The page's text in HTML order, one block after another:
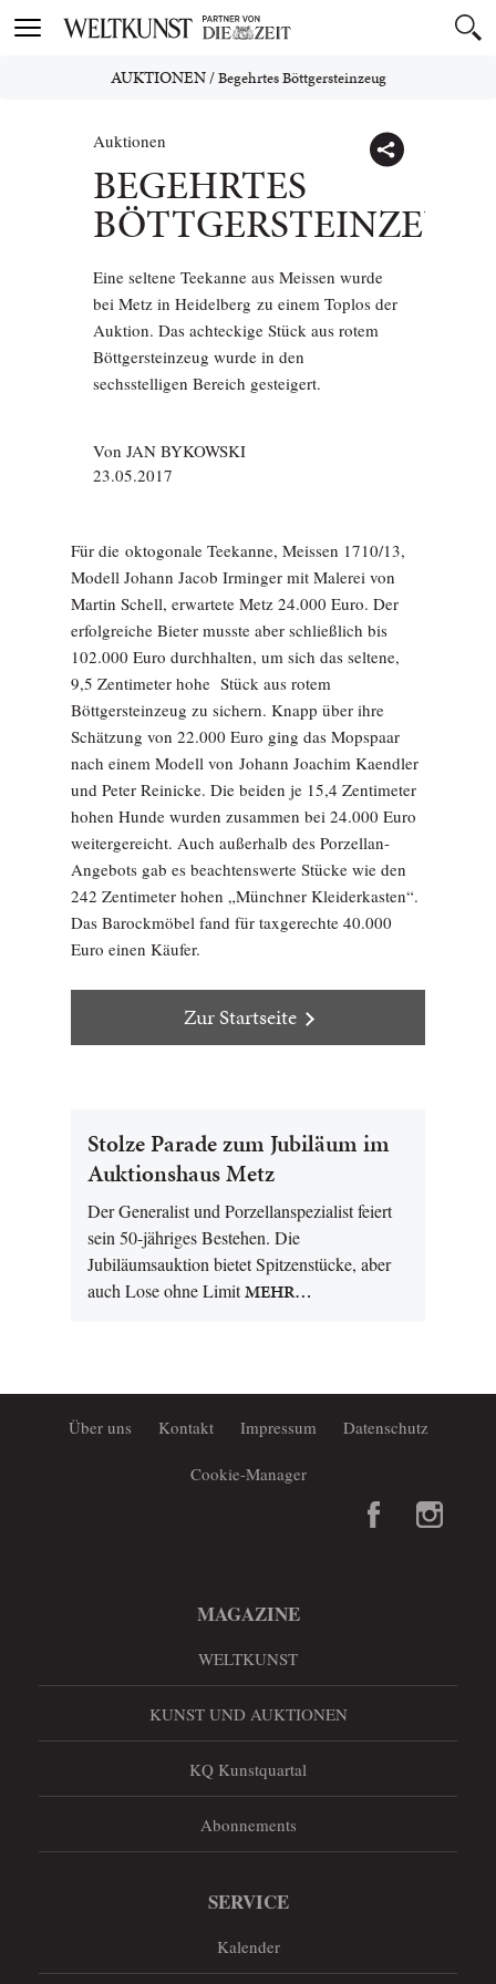
Toggle
AUKTIONEN/Begehrtes Böttgersteinzeug
Auktionen
BEGEHRTES
BÖTTGERSTEINZEUG
Eine seltene Teekanne aus Meissen wurde
bei Metz in Heidelberg zu einem Toplos der
Auktion. Das achteckige Stück aus rotem
Böttgersteinzeug wurde in den
sechsstelligen Bereich gesteigert.
Von JAN BYKOWSKI
23.05.2017
Für die oktogonale Teekanne, Meissen 1710/13,
Modell Johann Jacob Irminger mit Malerei von
Martin Schell, erwartete Metz 24.000 Euro. Der
erfolgreiche Bieter musste aber schließlich bis
102.000 Euro durchhalten, um sich das seltene,
9,5 Zentimeter hohe Stück aus rotem
Böttgersteinzeug zu sichern. Knapp über ihre
Schätzung von 22.000 Euro ging das Mopspaar
nach einem Modell von Johann Joachim Kaendler
und Peter Reinicke. Die beiden je 15,4 Zentimeter
hohen Hunde wurden zusammen bei 24.000 Euro
weitergereicht. Auch außerhalb des Porzellan-
Angebots gab es beachtenswerte Stücke wie den
242 Zentimeter hohen „Münchner Kleiderkasten“.
Das Barockmöbel fand für taxgerechte 40.000
Euro einen Käufer.
Zur Startseite
Stolze Parade zum Jubiläum im
Auktionshaus Metz
Der Generalist und Porzellanspezialist feiert
sein 50-jähriges Bestehen. Die
Jubiläumsauktion bietet Spitzenstücke, aber
auch Lose ohne LimitMEHR…
Über uns Kontakt Impressum Datenschutz
Cookie-Manager
MAGAZINE
WELTKUNST
KUNST UND AUKTIONEN
KQ Kunstquartal
Abonnements
SERVICE
Kalender